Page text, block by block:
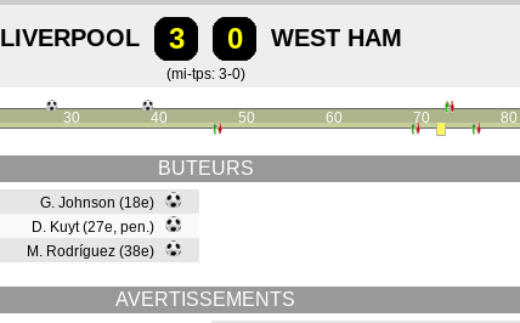
LIVERPOOL 3 0 WEST HAM
(mi-tps: 3-0)
30 40 50 60 70 80
BUTEURS
G. Johnson (18e)
D. Kuyt (27e, pen.)
M. Rodríguez (38e)
AVERTISSEMENTS